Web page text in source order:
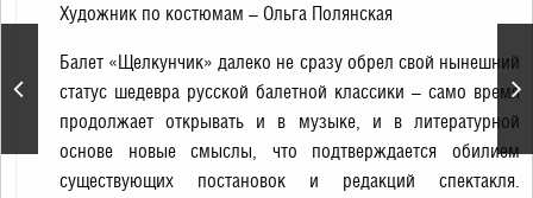
«Щелкунчик». П.
Чайковский. Спектакль
театра «Кремлёвский
балет»
Художник по костюмам – Ольга Полянская
Балет «Щелкунчик» далеко не сразу обрел свой нынешний
статус шедевра русской балетной классики – само время
продолжает открывать и в музыке, и в литературной
основе новые смыслы, что подтверждается обилием
существующих постановок и редакций спектакля.